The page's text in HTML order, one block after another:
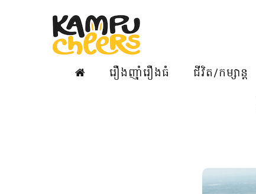
រឿងញ៉ាំរឿងធំ ជីវិត/កម្សាន្ត